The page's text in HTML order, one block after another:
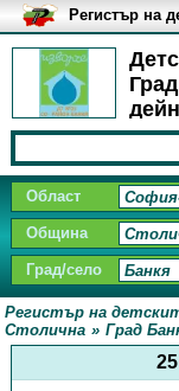
Регистър на
България
Област
Община
Град/село
Регистър на
Столична » Град